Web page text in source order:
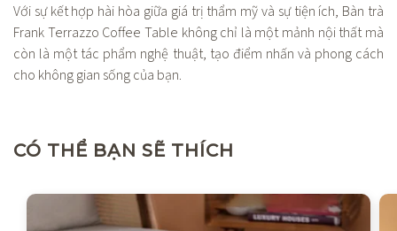
Với sự kết hợp hài hòa giữa giá trị thẩm mỹ và sự tiện ích, Bàn trà
Frank Terrazzo Coffee Table không chỉ là một mảnh nội thất mà
còn là một tác phẩm nghệ thuật, tạo điểm nhấn và phong cách
cho không gian sống của bạn.
CÓ THỂ BẠN SẼ THÍCH